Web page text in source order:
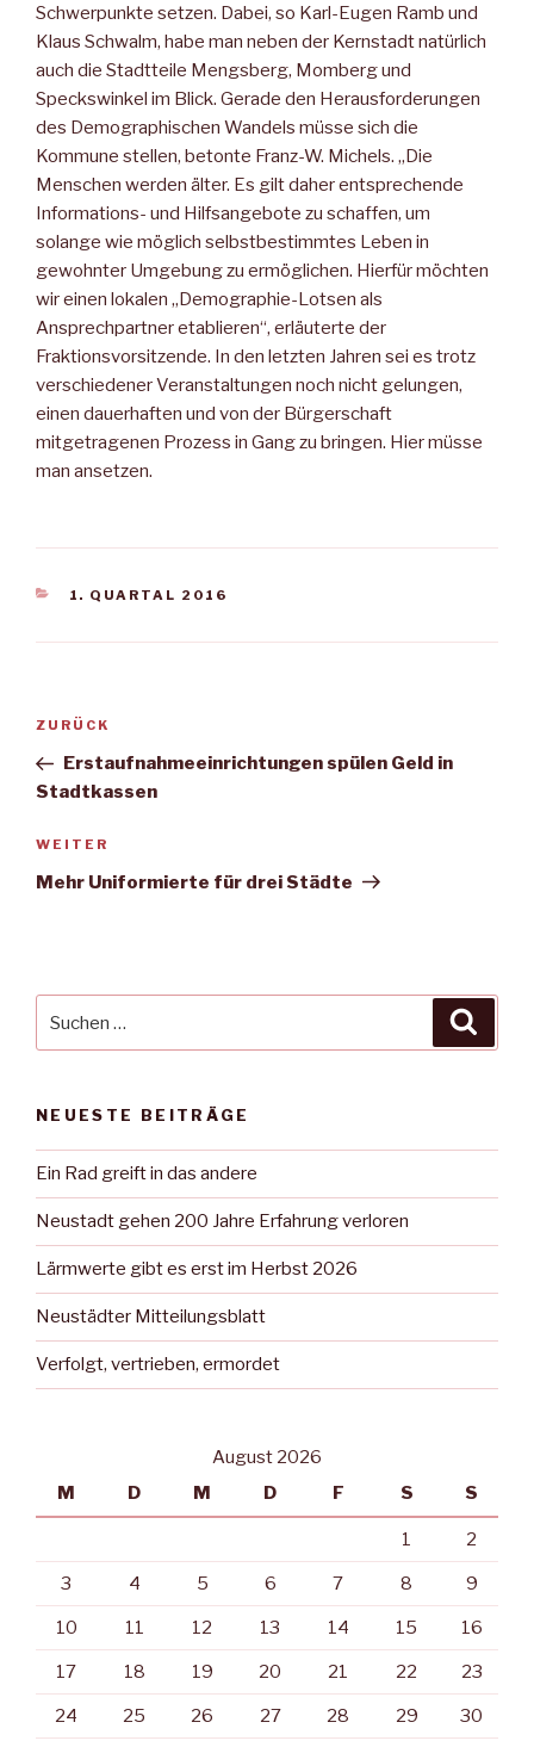
Schwerpunkte setzen. Dabei, so Karl-Eugen Ramb und
Klaus Schwalm, habe man neben der Kernstadt natürlich
auch die Stadtteile Mengsberg, Momberg und
Speckswinkel im Blick. Gerade den Herausforderungen
des Demographischen Wandels müsse sich die
Kommune stellen, betonte Franz-W. Michels. „Die
Menschen werden älter. Es gilt daher entsprechende
Informations- und Hilfsangebote zu schaffen, um
solange wie möglich selbstbestimmtes Leben in
gewohnter Umgebung zu ermöglichen. Hierfür möchten
wir einen lokalen „Demographie-Lotsen als
Ansprechpartner etablieren“, erläuterte der
Fraktionsvorsitzende. In den letzten Jahren sei es trotz
verschiedener Veranstaltungen noch nicht gelungen,
einen dauerhaften und von der Bürgerschaft
mitgetragenen Prozess in Gang zu bringen. Hier müsse
man ansetzen.
KATEGORIEN
1. QUARTAL 2016
Beitragsnavigation
Vorheriger
Beitrag
ZURÜCK
Erstaufnahmeeinrichtungen spülen Geld in
Stadtkassen
Nächster
Beitrag
WEITER
Mehr Uniformierte für drei Städte
nach:
NEUESTE BEITRÄGE
Ein Rad greift in das andere
Neustadt gehen 200 Jahre Erfahrung verloren
Lärmwerte gibt es erst im Herbst 2026
Neustädter Mitteilungsblatt
Verfolgt, vertrieben, ermordet
August 2026
M
D M D F S S
1 2
3 4 5 6 7 8 9
10 11 12 13 14 15 16
17 18 19 20 21 22 23
24 25 26 27 28 29 30